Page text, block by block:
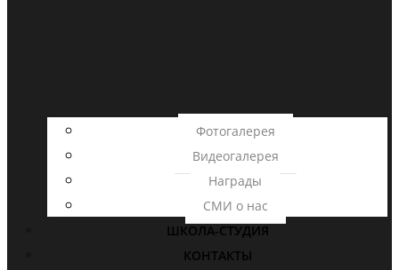
Фотогалерея
Видеогалерея
Награды
СМИ о нас
ШКОЛА-СТУДИЯ
КОНТАКТЫ